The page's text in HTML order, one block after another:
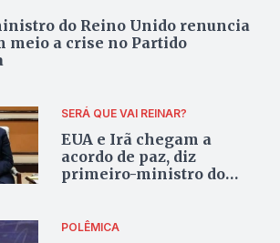
do Reino Unido renuncia
meio a crise no Partido
SERÁ QUE VAI REINAR?
EUA e Irã chegam a
acordo de paz, diz
primeiro-ministro do
POLÊMICA